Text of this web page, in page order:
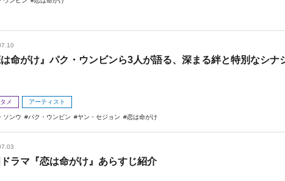
は命がけ』パク・ウンビンら3人が語る、深まる絆と特別なシナ
メ アーティスト
ソンウ パク・ウンビン ヤン・セジョン 恋は命がけ
ラマ『恋は命がけ』あらすじ紹介